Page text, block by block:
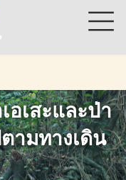
อเสะและป่า
ามทางเดิน